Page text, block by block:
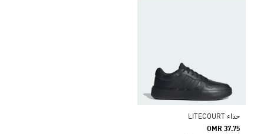
حذاء LITECOURT
OMR 37.75